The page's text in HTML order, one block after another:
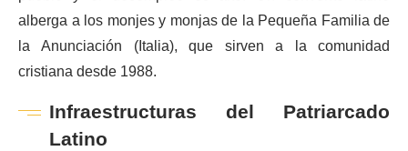
alberga a los monjes y monjas de la Pequeña Familia de
la Anunciación (Italia), que sirven a la comunidad
cristiana desde 1988.
Infraestructuras del Patriarcado
Latino